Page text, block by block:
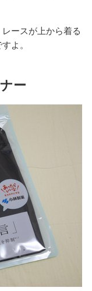
ースが上から着る
よ。
ー